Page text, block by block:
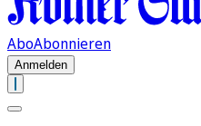
AboAbonnieren
Anmelden